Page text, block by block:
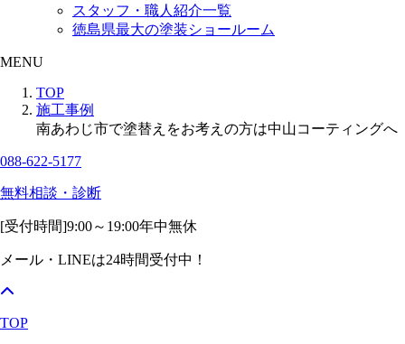
スタッフ・職人紹介一覧
徳島県最大の塗装ショールーム
MENU
TOP
施工事例
南あわじ市で塗替えをお考えの方は中山コーティングへ
088-622-5177
無料相談・診断
[受付時間]9:00～19:00年中無休
メール・LINEは24時間受付中！
TOP